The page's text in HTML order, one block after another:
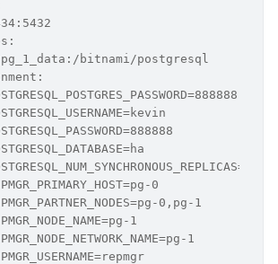
bitnami/postgresql
0
0,pg-1
1
1